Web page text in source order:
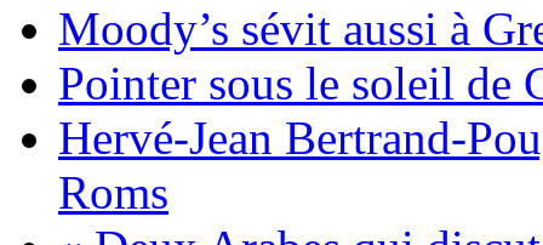
Moody’s sévit aussi à
Pointer sous le soleil de
Hervé-Jean Bertrand-
Roms